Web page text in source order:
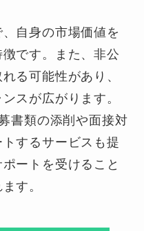
自身の市場価値を
です。また、非公
る可能性があり、
スが広がります。
書類の添削や面接対
するサービスも提
ートを受けること
す。